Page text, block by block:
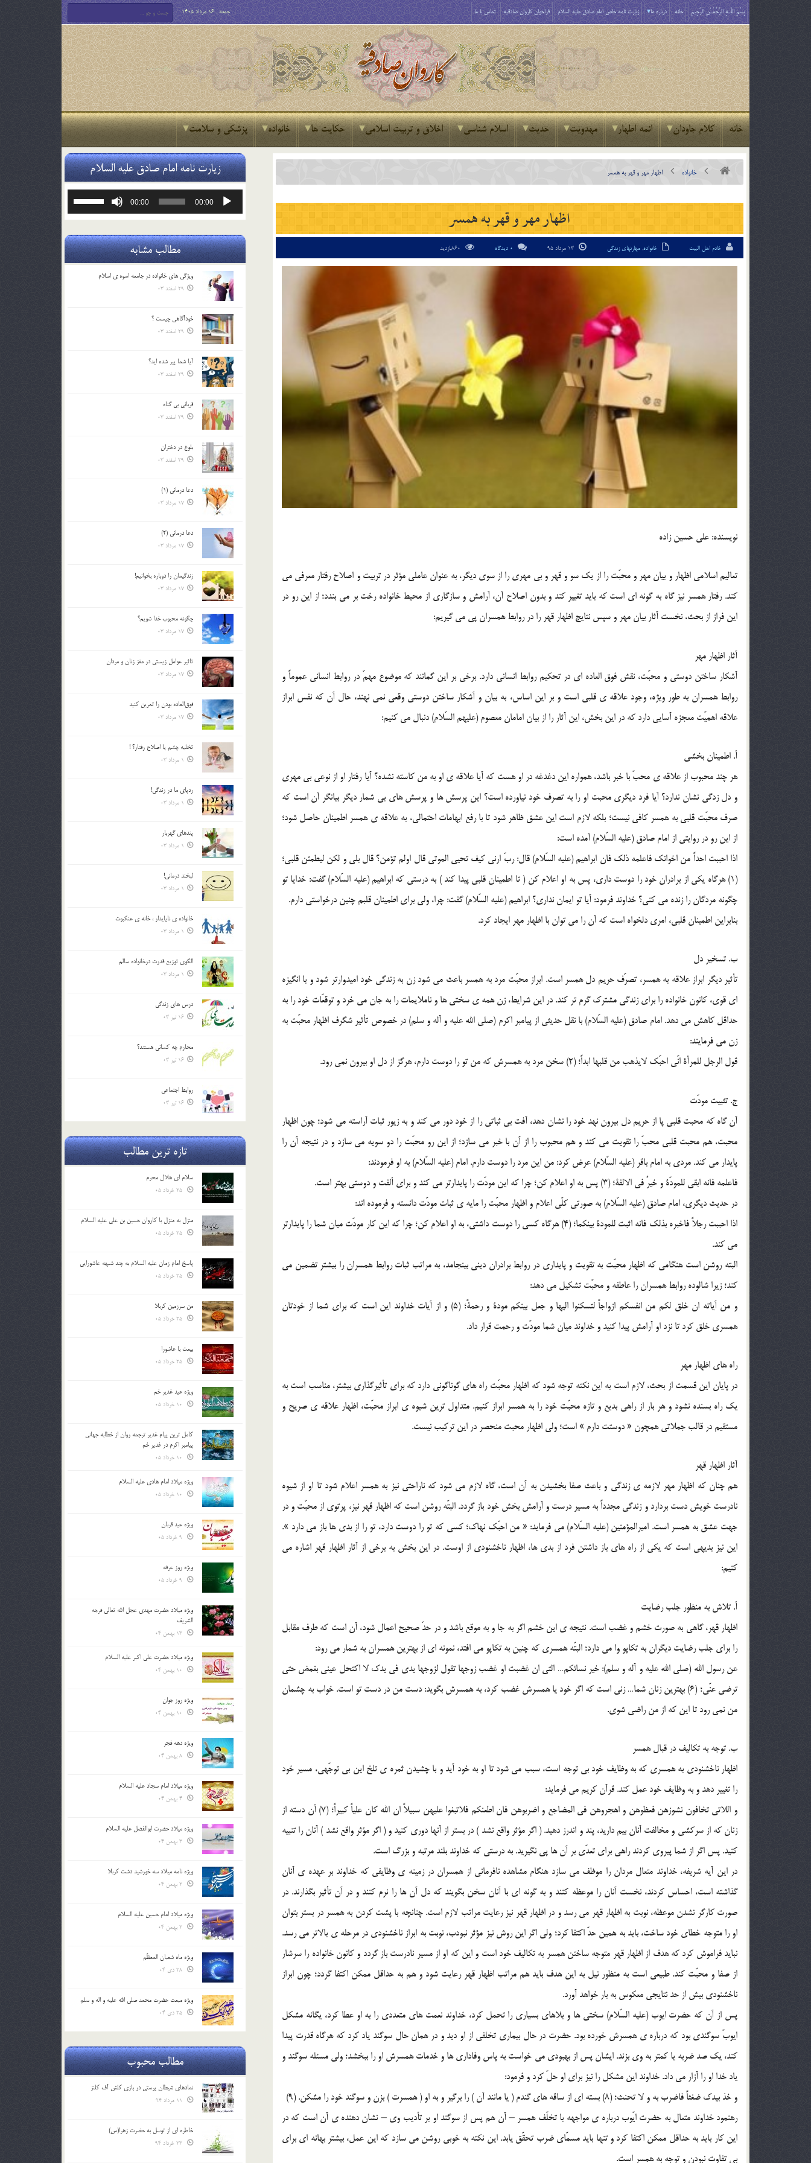
بِسْمِ اللَّـهِ الرَّحْمَـٰنِ الرَّحِيمِ خانه درباره ما زیارت نامه خاص امام صادق علیه السلام فراخوان کاروان صادقیه تماس با ما جمعه , 16 مرداد 1405
خانه کلام جاودان ائمه اطهار مهدویت حدیث اسلام شناسی اخلاق و تربیت اسلامی حکایت ها خانواده پزشکی و سلامت
خانواده اظهار مهر و قهر به همسر
اظهار مهر و قهر به همسر
خادم اهل البیت خانواده, مهارتهای زندگی 0 دیدگاه
نويسنده: علي حسين زاده
تعاليم اسلامي اظهار و بيان مهر و محبّت را از يک سو و قهر و بي مهري را از سوي ديگر، به عنوان عاملي مؤثر در تربيت و اصلاح رفتار معرفي مي
کند. رفتار همسر نيز گاه به گونه اي است که بايد تغيير کند و بدون اصلاح آن، آرامش و سازگاري از محيط خانواده رخت بر مي بندد؛ از اين رو در
اين فراز از بحث، نخست آثار بيان مهر و سپس نتايج اظهار قهر را در روابط همسران پي مي گيريم:
آثار اظهار مهر
آشکار ساختن دوستي و محبّت، نقش فوق العاده اي در تحکيم روابط انساني دارد. برخي بر اين گمانند که موضوع مهمّ در روابط انساني عموماً و
روابط همسران به طور ويژه، وجود علاقه ي قلبي است و بر اين اساس، به بيان و آشکار ساختن دوستي وقعي نمي نهند، حال آن که نفس ابراز
علاقه اهميّت معجزه آسايي دارد که در اين بخش، اين آثار را از بيان امامان معصوم (عليهم السّلام) دنبال مي کنيم:
أ. اطمينان بخشي
هر چند محبوب از علاقه ي محبّ با خبر باشد، همواره اين دغدغه در او هست که آيا علاقه ي او به من کاسته نشده؟ آيا رفتار او از نوعي بي مهري
و دل زدگي نشان ندارد؟ آيا فرد ديگري محبت او را به تصرف خود نياورده است؟ اين پرسش ها و پرسش هاي بي شمار ديگر بيانگر آن است که
صرف محبّت قلبي به همسر کافي نيست؛ بلکه لازم است اين عشق ظاهر شود تا با رفع ابهامات احتمالي، به علاقه ي همسر اطمينان حاصل شود؛
از اين رو در روايتي از امام صادق (عليه السّلام) آمده است:
اذا احببت احداً من اخوانک فاعلمه ذلک فان ابراهيم (عليه السّلام) قال: ربّ ارني کيف تحيي الموتي قال اولم تؤمن؟ قال بلي و لکن ليطمئن قلبي؛
(1) هرگاه يکي از برادران خود را دوست داري، پس به او اعلام کن ( تا اطمينان قلبي پيدا کند ) به درستي که ابراهيم (عليه السّلام) گفت: خدايا تو
چگونه مردگان را زنده مي کني؟ خداوند فرمود: آيا تو ايمان نداري؟ ابراهيم (عليه السّلام) گفت: چرا، ولي براي اطمينان قلبم چنين درخواستي دارم.
بنابراين اطمينان قلبي، امري دلخواه است که آن را مي توان با اظهار مهر ايجاد کرد.
ب. تسخير دل
تأثير ديگر ابراز علاقه به همسر، تصرّف حريم دل همسر است. ابراز محبّت مرد به همسر باعث مي شود زن به زندگي خود اميدوارتر شود و با انگيزه
اي قوي، کانون خانواده را براي زندگي مشترک گرم تر کند. در اين شرايط، زن همه ي سختي ها و ناملايمات را به جان مي خرد و توقعّات خود را به
حداقل کاهش مي دهد. امام صادق (عليه السّلام) با نقل حديثي از پيامبر اکرم (صلي الله عليه و آله و سلم) در خصوص تأثير شگرف اظهار محبّت به
زن مي فرمايند:
قول الرجل للمرأة انّي احبّک لايذهب من قلبها ابداً؛ (2) سخن مرد به همسرش که من تو را دوست دارم، هرگز از دل او بيرون نمي رود.
ج. تثبيت مودّت
آن گاه که محبت قلبي پا از حريم دل بيرون نهد خود را نشان دهد، آفت بي ثباتي را از خود دور مي کند و به زيور ثبات آراسته مي شود؛ چون اظهار
محبت، هم محبت قلبي محبّ را تقويت مي کند و هم محبوب را از آن با خبر مي سازد؛ از اين رو محبّت را دو سويه مي سازد و در نتيجه آن را
پايدار مي کند. مردي به امام باقر (عليه السّلام) عرض کرد: من اين مرد را دوست دارم. امام (عليه السّلام) به او فرمودند:
فاعلمه فانه ابقي للمودّة و خيرٌ في الالفة؛ (3) پس به او اعلام کن؛ چرا که اين مودّت را پايدارتر مي کند و براي ألفت و دوستي بهتر است.
در حديث ديگري، امام صادق (عليه السّلام) به صورتي کلّي اعلام و اظهار محبّت را مايه ي ثبات مودّت دانسته و فرموده اند:
اذا احببت رجلاً فاخبره بذلک فانه اثبت للمودة بينکما؛ (4) هرگاه کسي را دوست داشتي، به او اعلام کن؛ چرا که اين کار مودّت ميان شما را پايدارتر
مي کند.
البته روشن است هنگامي که اظهار محبّت به تقويت و پايداري در روابط برادران ديني بينجامد، به مراتب ثبات روابط همسران را بيشتر تضمين مي
کند؛ زيرا شالوده روابط همسران را عاطفه و محبّت تشکيل مي دهد:
و من آياته ان خلق لکم من انفسکم ازواجاً لتسکنوا اليها و جعل بينکم مودة و رحمةً؛ (5) و از آيات خداوند اين است که براي شما از خودتان
همسري خلق کرد تا نزد او آرامش پيدا کنيد و خداوند ميان شما مودّت و رحمت قرار داد.
راه هاي اظهار مهر
در پايان اين قسمت از بحث، لازم است به اين نکته توجه شود که اظهار محبّت راه هاي گوناگوني دارد که براي تأثيرگذاري بيشتر، مناسب است به
يک راه بسنده نشود و هر بار از راهي بديع و تازه محبّت خود را به همسر ابراز کنيم. متداول ترين شيوه ي ابراز محبّت، اظهار علاقه ي صريح و
مستقيم در قالب جملاتي همچون « دوستت دارم » است؛ ولي اظهار محبت منحصر در اين ترکيب نيست.
آثار اظهار قهر
هم چنان که اظهار مهر لازمه ي زندگي و باعث صفا بخشيدن به آن است، گاه لازم مي شود که ناراحتي نيز به همسر اعلام شود تا او از شيوه
نادرست خويش دست بردارد و زندگي مجدداً به مسير درست و آرامش بخش خود باز گردد. البتّه روشن است که اظهار قهر نيز، پرتوي از محبّت و در
جهت عشق به همسر است. اميرالمؤمنين (عليه السّلام) مي فرمايد: « من احبّک نهاک؛ کسي که تو را دوست دارد، تو را از بدي ها باز مي دارد ».
اين نيز بديهي است که يکي از راه هاي باز داشتن فرد از بدي ها، اظهار ناخشنودي از اوست. در اين بخش به برخي از آثار اظهار قهر اشاره مي
کنيم:
أ. تلاش به منظور جلب رضايت
اظهار قهر، گاهي به صورت خشم و غضب است. نتيجه ي اين خشم اگر به جا و به موقع باشد و در حدّ صحيح اعمال شود، آن است که طرف مقابل
را براي جلب رضايت ديگران به تکاپو وا مي دارد؛ البتّه همسري که چنين به تکاپو مي افتد، نمونه اي از بهترين همسران به شمار مي رود:
عن رسول الله (صلي الله عليه و آله و سلم): خير نسائکم… التي ان غضبت او غضب زوجها تقول لزوجها يدي في يدک لا اکتحل عيني بغمض حتي
ترضي عنّي؛ (6) بهترين زنان شما… زني است که اگر خود يا همسرش غضب کرد، به همسرش بگويد: دست من در دست تو است. خواب به چشمان
من نمي رود تا اين که از من راضي شوي.
ب. توجه به تکاليف در قبال همسر
اظهار ناخشنودي به همسري که به وظايف خود بي توجه است، سبب مي شود تا او به خود آيد و با چشيدن ثمره ي تلخ اين بي توجّهي، مسير خود
را تغيير دهد و به وظايف خود عمل کند. قرآن کريم مي فرمايد:
و اللاتي تخافون نشوزهن فعظوهن و اهجروهن في المضاجع و اضربوهن فان اطعنکم فلاتبغوا عليهن سبيلاً ان الله کان علياً کبيراً؛ (7) آن دسته از
زنان که از سرکشي و مخالفت آنان بيم داريد، پند و اندرز دهيد. ( اگر مؤثر واقع نشد ) در بستر از آنها دوري کنيد و ( اگر مؤثر واقع نشد ) آنان را تنبيه
کنيد. پس اگر از شما پيروي کردند راهي براي تعدّي بر آن ها پي نگيريد. به درستي که خداوند بلند مرتبه و بزرگ است.
در اين آيه شريفه، خداوند متعال مردان را موظف مي سازد هنگام مشاهده نافرماني از همسران در زمينه ي وظايفي که خداوند بر عهده ي آنان
گذاشته است، احساس کردند، نخست آنان را موعظه کنند و به گونه اي با آنان سخن بگويند که دل آن ها را نرم کنند و در آن تأثير بگذارند. در
صورت کارگر نشدن موعظه، نوبت به اظهار قهر مي رسد و در اظهار قهر نيز رعايت مراتب لازم است. چنانچه با پشت کردن به همسر در بستر بتوان
او را متوجه خطاي خود ساخت، بايد به همين حدّ اکتفا کرد؛ ولي اگر اين روش نيز مؤثر نبودب، نوبت به ابراز ناخشنودي در مرحله ي بالاتر مي رسد.
نبايد فراموش کرد که هدف از اظهار قهر متوجه ساختن همسر به تکاليف خود است و اين که او از مسير نادرست باز گردد و کانون خانواده را سرشار
از صفا و محبّت کند. طبيعي است به منظور نيل به اين هدف بايد هم مراتب اظهار قهر رعايت شود و هم به حداقل ممکن اکتفا گردد؛ چون ابراز
ناخشنودي بيش از حد نتايجي معکوس به بار خواهد آورد.
پس از آن که حضرت ايوب (عليه السّلام) سختي ها و بلاهاي بسياري را تحمل کرد، خداوند نعمت هاي متعددي را به او عطا کرد، يگانه مشکل
ايوبّ سوگندي بود که درباره ي همسرش خورده بود. حضرت در حال بيماري تخلفي از او ديد و در همان حال سوگند ياد کرد که هرگاه قدرت پيدا
کند، يک صد ضربه يا کمتر به وي بزند. ايشان پس از بهبودي مي خواست به پاس وفاداري ها و خدمات همسرش او را ببخشد؛ ولي مسئله سوگند و
ياد خدا او را آزار مي داد. خداوند اين مشکل را نيز براي او حلّ کرد و فرمود:
و خذ بيدک ضغثاً فاضرب به و لا تحنث؛ (8) بسته اي از ساقه هاي گندم ( يا مانند آن ) را برگير و به او ( همسرت ) بزن و سوگند خود را مشکن. (9)
رهنمود خداوند متعال به حضرت ايّوب درباره ي مواجهه با تخلّف همسر – آن هم پس از سوگند او بر تأديب وي – نشان دهنده ي آن است که در
اين کار بايد به حداقل ممکن اکتفا کرد و تنها بايد مسمّاي ضرب تحقّق يابد. اين نکته به خوبي روشن مي سازد که اين عمل، بيشتر بهانه اي براي
بي تفاوت نبودن و توجه به همسر است.
زیارت نامه امام صادق علیه السلام
پخش‌کننده
00:00
00:00
یا
صدا
کلیدهای
مطالب مشابه
ويژگي هاي خانواده در جامعه اسوه ي اسلام
29 اسفند 03
خودآگاهى چيست ؟
29 اسفند 03
آیا شما پیر شده اید؟
29 اسفند 03
قرباني بي گناه
29 اسفند 03
بلوغ در دختران
29 اسفند 03
دعا درمانی (1)
17 مرداد 03
دعا درمانی (2)
17 مرداد 03
زندگيمان را دوباره بخوانيم!
17 مرداد 03
چگونه محبوب خدا شويم؟
17 مرداد 03
تاثیر عوامل زيستي در مغز زنان و مردان
17 مرداد 03
فوق‌العاده بودن را تمرين كنيد
17 مرداد 03
تخليه چشم يا اصلاح رفتار؟ !
1 مرداد 03
ردپاى ما در زندگى!
1 مرداد 03
پندهاي گهربار
1 مرداد 03
لبخند درمانى!
1 مرداد 03
خانواده ي ناپايدار ، خانه ي عنکبوت
1 مرداد 03
الگوي توزيع قدرت درخانواده سالم
1 مرداد 03
درس هاي زندگي
16 تیر 03
محارم چه کساني هستند؟
16 تیر 03
روابط اجتماعي
16 تیر 03
تازه ترین مطالب
سلام ای هلال محرم
منزل به منزل با کاروان حسین بن علی علیه السلام
پاسخ امام زمان علیه السلام به چند شبهه عاشورایی
من سرزمین کربلا
بیعت با عاشورا
ویژه عید غدیر خم
کامل ترین پیام غدیر ترجمه روان از خطابه جهانی
پیامبر اکرم در غدیر خم
ویژه میلاد امام هادی علیه السلام
ویژه عید قربان
ویژه روز عرفه
ویژه میلاد حضرت مهدی عجل الله تعالی فرجه
الشريف
ویژه میلاد حضرت علی اکبر علیه السلام
ویژه روز جوان
ویژه دهه فجر
ویژه میلاد امام سجاد علیه السلام
ویژه میلاد حضرت ابوالفضل علیه السلام
ویژه نامه میلاد سه خورشید دشت کربلا
ویژه میلاد امام حسین علیه السلام
ویژه ماه شعبان المعظّم
ویژه مبعث حضرت محمد صلی الله علیه و اله و سلم
مطالب محبوب
نمادهای شیطان پرستی در بازی کلش آف کلنز
خاطره ای از توسل به حضرت زهرا(س)